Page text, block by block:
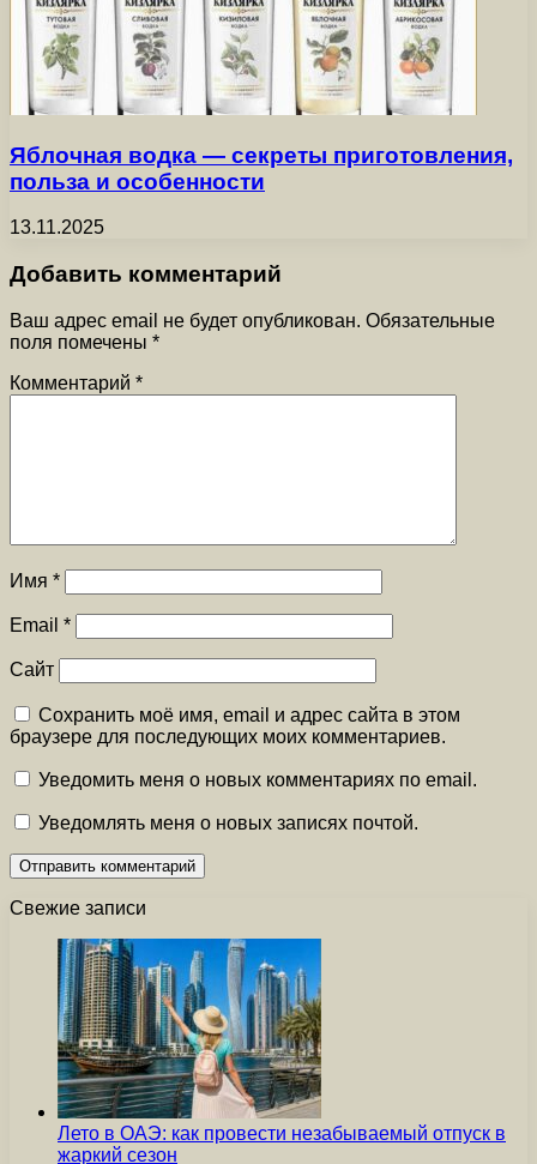
Яблочная водка — секреты приготовления,
польза и особенности
13.11.2025
Добавить комментарий
Ваш адрес email не будет опубликован. Обязательные
поля помечены *
Комментарий *
Имя *
Email *
Сайт
Сохранить моё имя, email и адрес сайта в этом
браузере для последующих моих комментариев.
Уведомить меня о новых комментариях по email.
Уведомлять меня о новых записях почтой.
Свежие записи
Лето в ОАЭ: как провести незабываемый отпуск в
жаркий сезон